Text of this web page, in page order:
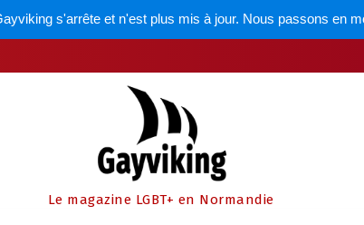
s'arrête et n'est plus mis à jour. Nous passons en
Le magazine LGBT+ en Normandie